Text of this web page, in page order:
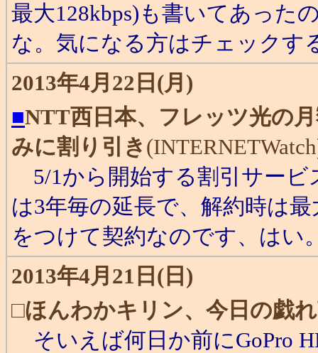
最大128kbps)も書いてあった
な。気になる方はチェックす
2013年4月22日(月)
■NTT西日本、フレッツ光の
みに割り引き
5/1から開始する割引サービ
は3年毎の延長で、解約時は
をつけて契約なのです、はい
2013年4月21日(日)
□ほんわかキリン、今日の戯
そいえば何日か前にGoPro